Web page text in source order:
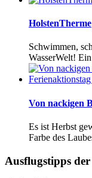
HolstenTherme
Schwimmen,
WasserWelt!
Von nackigen
Es ist Herbst
Farbe des
Ausflugstipps der